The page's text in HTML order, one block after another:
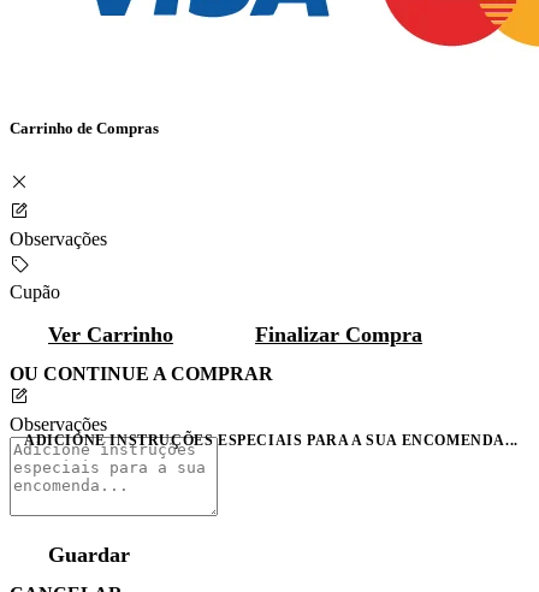
Carrinho de Compras
Observações
Cupão
Ver Carrinho Finalizar Compra
OU CONTINUE A COMPRAR
Observações
ADICIONE INSTRUÇÕES ESPECIAIS PARA A SUA ENCOMENDA...
Guardar